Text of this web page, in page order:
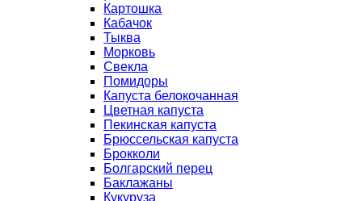
Картошка
Кабачок
Тыква
Морковь
Свекла
Помидоры
Капуста белокочанная
Цветная капуста
Пекинская капуста
Брюссельская капуста
Брокколи
Болгарский перец
Баклажаны
Кукуруза